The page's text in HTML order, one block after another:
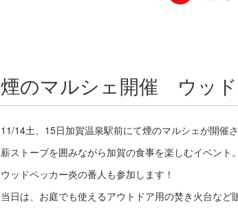
煙のマルシェ開催 ウッ
11/14土、15日加賀温泉駅前にて煙のマルシェが開催さ
薪ストーブを囲みながら加賀の食事を楽しむイベント。
ウッドペッカー炎の番人も参加します！
当日は、お庭でも使えるアウトドア用の焚き火台など